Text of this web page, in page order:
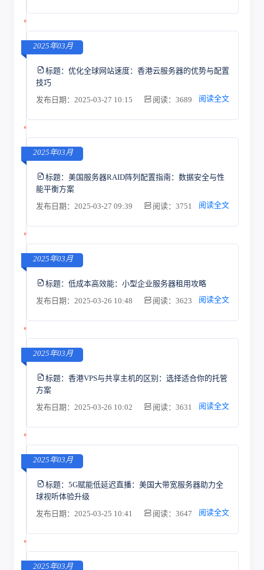
2025年03月
标题： 优化全球网站速度：香港云服务器的优势与配置
技巧
发布日期：2025-03-27 10:15
阅读：3689 阅读全文
2025年03月
标题： 美国服务器RAID阵列配置指南：数据安全与性
能平衡方案
发布日期：2025-03-27 09:39
阅读：3751 阅读全文
2025年03月
标题： 低成本高效能：小型企业服务器租用攻略
发布日期：2025-03-26 10:48
阅读：3623 阅读全文
2025年03月
标题： 香港VPS与共享主机的区别：选择适合你的托管
方案
发布日期：2025-03-26 10:02
阅读：3631 阅读全文
2025年03月
标题： 5G赋能低延迟直播：美国大带宽服务器助力全
球视听体验升级
发布日期：2025-03-25 10:41
阅读：3647 阅读全文
2025年03月